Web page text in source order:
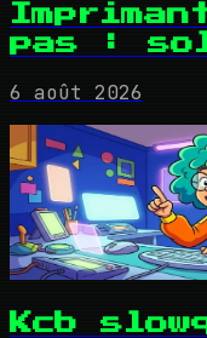
pas :
6 août 2026
Kcb